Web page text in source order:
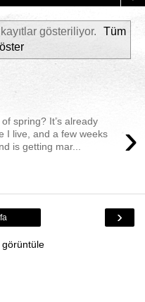
gösteriliyor.
Tüm
›
spring? It’s already
I live, and a few weeks
is getting mar...
›